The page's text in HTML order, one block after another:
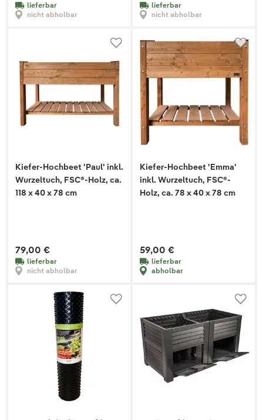
lieferbar
nicht abholbar
lieferbar
nicht abholbar
Kiefer-Hochbeet 'Paul' inkl.
Wurzeltuch, FSC®-Holz, ca.
118 x 40 x 78 cm
79,00 €
lieferbar
nicht abholbar
Kiefer-Hochbeet 'Emma'
inkl. Wurzeltuch, FSC®-
Holz, ca. 78 x 40 x 78 cm
59,00 €
lieferbar
abholbar